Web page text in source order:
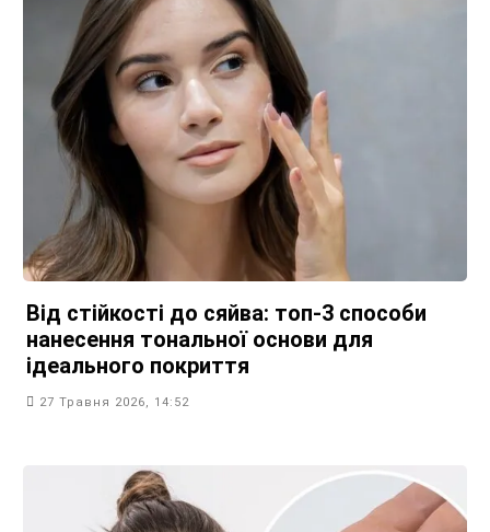
Від стійкості до сяйва: топ-3 способи
нанесення тональної основи для
ідеального покриття
27 Травня 2026, 14:52